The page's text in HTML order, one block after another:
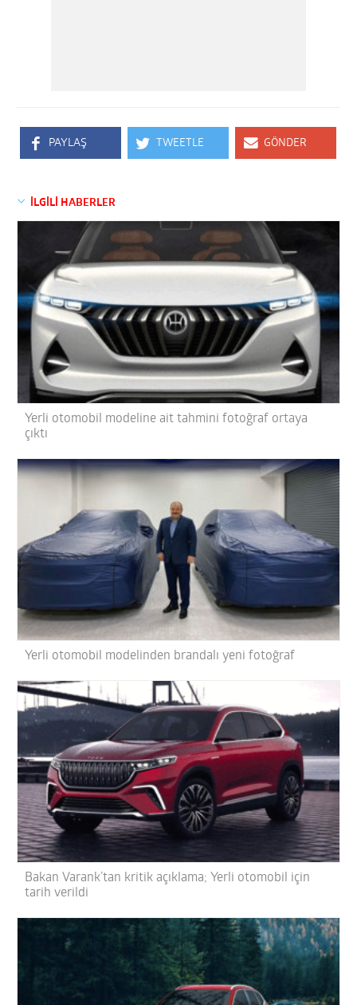
PAYLAŞ TWEETLE GÖNDER
İLGİLİ HABERLER
Yerli otomobil modeline ait tahmini fotoğraf ortaya
çıktı
Yerli otomobil modelinden brandalı yeni fotoğraf
Bakan Varank’tan kritik açıklama; Yerli otomobil için
tarih verildi